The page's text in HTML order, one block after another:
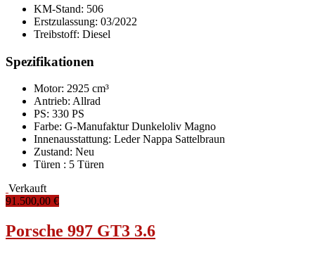
KM-Stand: 506
Erstzulassung: 03/2022
Treibstoff: Diesel
Spezifikationen
Motor: 2925 cm³
Antrieb: Allrad
PS: 330 PS
Farbe: G-Manufaktur Dunkeloliv Magno
Innenausstattung: Leder Nappa Sattelbraun
Zustand: Neu
Türen : 5 Türen
Verkauft
91.500,00 €
Porsche 997 GT3 3.6